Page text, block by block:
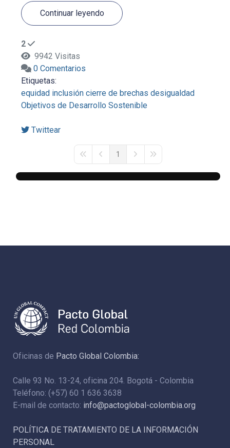
Continuar leyendo
2
9942 Visitas
0 Comentarios
Etiquetas:
equidad inclusión cierre de brechas desigualdad
Objetivos de Desarrollo Sostenible
Twittear
First PagePrevious Page
1
Next PageLast Page
Oficinas de Pacto Global Colombia:
Calle 93 No. 13-24, oficina 204. Bogotá - Colombia
Teléfono: (+57) 60 1 636 3638
E-mail de contacto: info@pactoglobal-colombia.org
POLÍTICA DE TRATAMIENTO DE LA INFORMACIÓN
PERSONAL